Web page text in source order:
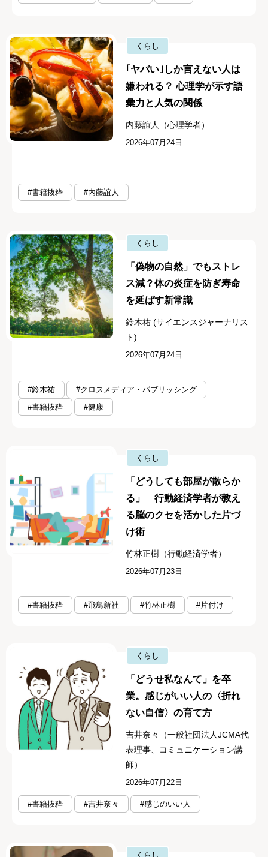
くらし
｢ヤバい｣しか言えない人は
嫌われる？ 心理学が示す語
彙力と人気の関係
内藤誼人（心理学者）
2026年07月24日
#書籍抜粋 #内藤誼人
くらし
「偽物の自然」でもストレ
ス減？体の炎症を防ぎ寿命
を延ばす新常識
鈴木祐 (サイエンスジャーナリス
ト)
2026年07月24日
#鈴木祐
#クロスメディア・パブリッシング
#書籍抜粋
#健康
くらし
「どうしても部屋が散らか
る」 行動経済学者が教え
る脳のクセを活かした片づ
け術
竹林正樹（行動経済学者）
2026年07月23日
#書籍抜粋 #飛鳥新社 #竹林正樹 #片付け
くらし
「どうせ私なんて」を卒
業。感じがいい人の〈折れ
ない自信〉の育て方
吉井奈々（一般社団法人JCMA代
表理事、コミュニケーション講
師）
2026年07月22日
#書籍抜粋 #吉井奈々 #感じのいい人
くらし